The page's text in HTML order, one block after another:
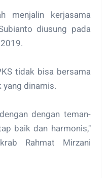
menjalin kerjasama
diusung pada
tidak bisa bersama
dinamis.
dengan teman-
baik dan harmonis,"
Rahmat Mirzani